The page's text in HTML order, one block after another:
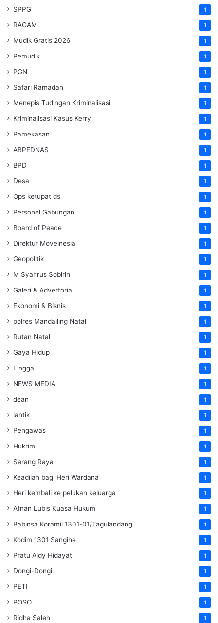
SPPG 1
RAGAM 1
Mudik Gratis 2026 1
Pemudik 1
PGN 1
Safari Ramadan 1
Menepis Tudingan Kriminalisasi 1
Kriminalisasi Kasus Kerry 1
Pamekasan 1
ABPEDNAS 1
BPD 1
Desa 1
Ops ketupat ds 1
Personel Gabungan 1
Board of Peace 1
Direktur Moveinesia 1
Geopolitik 1
M Syahrus Sobirin 1
Galeri & Advertorial 1
Ekonomi & Bisnis 1
polres Mandailing Natal 1
Rutan Natal 1
Gaya Hidup 1
Lingga 1
NEWS MEDIA 1
dean 1
lantik 1
Pengawas 1
Hukrim 1
Serang Raya 1
Keadilan bagi Heri Wardana 1
Heri kembali ke pelukan keluarga 1
Afnan Lubis Kuasa Hukum 1
Babinsa Koramil 1301-01/Tagulandang 1
Kodim 1301 Sangihe 1
Pratu Aldy Hidayat 1
Dongi-Dongi 1
PETI 1
POSO 1
Ridha Saleh 1